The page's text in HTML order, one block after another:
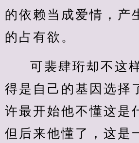
的依赖当成爱情，产
的占有欲。
可裴肆珩却不这
得是自己的基因选择
许最开始他不懂这是
但后来他懂了，这是